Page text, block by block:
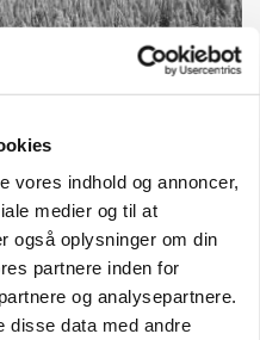
vores indhold og annoncer,
medier og til at
også oplysninger om din
partnere inden for
og analysepartnere.
disse data med andre
et røgslør om